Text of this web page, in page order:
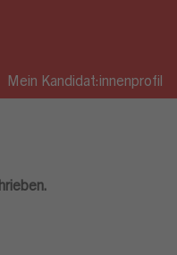
Mein Kandidat:innenprofil